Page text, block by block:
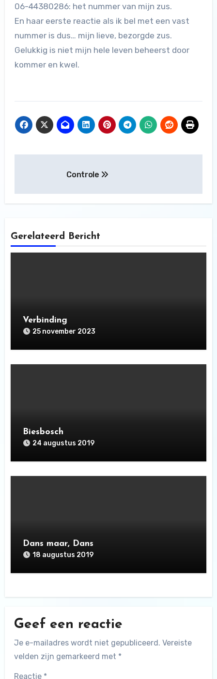
06-44380286: het nummer van mijn zus.
En haar eerste reactie als ik bel met een vast
nummer is dus… mijn lieve, bezorgde zus.
Gelukkig is niet mijn hele leven beheerst door
kommer en kwel.
Controle
Gerelateerd Bericht
Verbinding
25 november 2023
Biesbosch
24 augustus 2019
Dans maar, Dans
18 augustus 2019
Geef een reactie
Je e-mailadres wordt niet gepubliceerd. Vereiste
velden zijn gemarkeerd met *
Reactie *